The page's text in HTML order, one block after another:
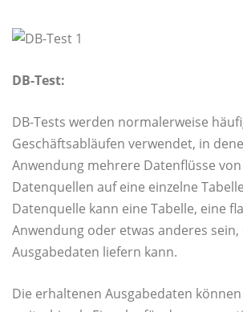
DB-Test:
DB-Tests werden normalerweise
Geschäftsabläufen verwendet, in
Anwendung mehrere Datenflüsse
Datenquellen auf eine einzelne
Datenquelle kann eine Tabelle, eine
Anwendung oder etwas anderes sein,
Ausgabedaten liefern kann.
Die erhaltenen Ausgabedaten